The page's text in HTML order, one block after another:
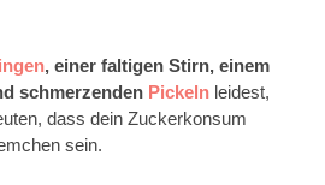
, einer faltigen Stirn, einem
schmerzenden Pickeln leidest,
dass dein Zuckerkonsum
sein.